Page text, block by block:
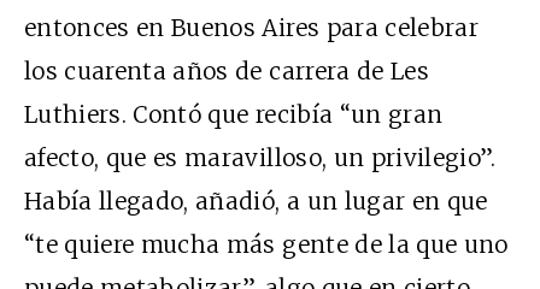
entonces en Buenos Aires para celebrar
los cuarenta años de carrera de Les
Luthiers. Contó que recibía “un gran
afecto, que es maravilloso, un privilegio”.
Había llegado, añadió, a un lugar en que
“te quiere mucha más gente de la que uno